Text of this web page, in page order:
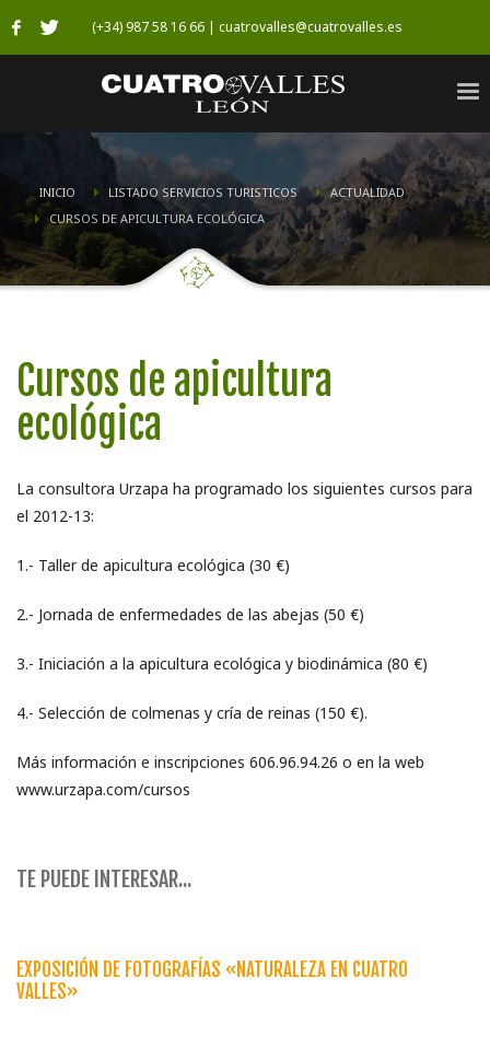
(+34) 987 58 16 66 | cuatrovalles@cuatrovalles.es
INICIO LISTADO SERVICIOS TURISTICOS
ACTUALIDAD
CURSOS DE APICULTURA ECOLÓGICA
Cursos de apicultura
ecológica
La consultora Urzapa ha programado los siguientes cursos para
el 2012-13:
1.- Taller de apicultura ecológica (30 €)
2.- Jornada de enfermedades de las abejas (50 €)
3.- Iniciación a la apicultura ecológica y biodinámica (80 €)
4.- Selección de colmenas y cría de reinas (150 €).
Más información e inscripciones 606.96.94.26 o en la web
www.urzapa.com/cursos
TE PUEDE INTERESAR...
EXPOSICIÓN DE FOTOGRAFÍ­AS «NATURALEZA EN CUATRO
VALLES»